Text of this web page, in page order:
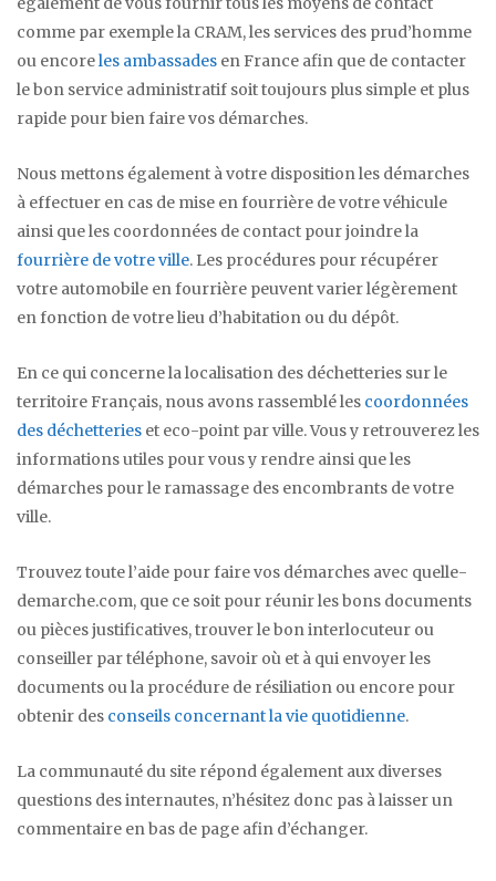
comme par exemple la CRAM, les services des prud’homme
ou encoreles ambassades en France afin que de contacter
le bon service administratif soit toujours plus simple et plus
rapide pour bien faire vos démarches.
Nous mettons également à votre disposition les démarches
à effectuer en cas de mise en fourrière de votre véhicule
ainsi que les coordonnées de contact pour joindre la
fourrière de votre ville. Les procédures pour récupérer
votre automobile en fourrière peuvent varier légèrement
en fonction de votre lieu d’habitation ou du dépôt.
En ce qui concerne la localisation des déchetteries sur le
territoire Français, nous avons rassemblé les coordonnées
des déchetteries et eco-point par ville. Vous y retrouverez les
informations utiles pour vous y rendre ainsi que les
démarches pour le ramassage des encombrants de votre
ville.
Trouvez toute l’aide pour faire vos démarches avec quelle-
demarche.com, que ce soit pour réunir les bons documents
ou pièces justificatives, trouver le bon interlocuteur ou
conseiller par téléphone, savoir où et à qui envoyer les
documents ou la procédure de résiliation ou encore pour
obtenir des conseils concernant la vie quotidienne.
La communauté du site répond également aux diverses
questions des internautes, n’hésitez donc pas à laisser un
commentaire en bas de page afin d’échanger.